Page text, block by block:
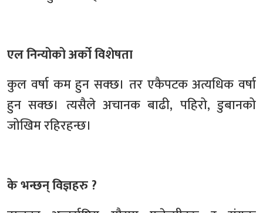
एल निन्योको अर्को विशेषता
कुल वर्षा कम हुन सक्छ। तर एकैपटक अत्यधिक वर्षा
हुन सक्छ। त्यसैले अचानक बाढी, पहिरो, डुबानको
जोखिम रहिरहन्छ।
के भन्छन् विज्ञहरु ?